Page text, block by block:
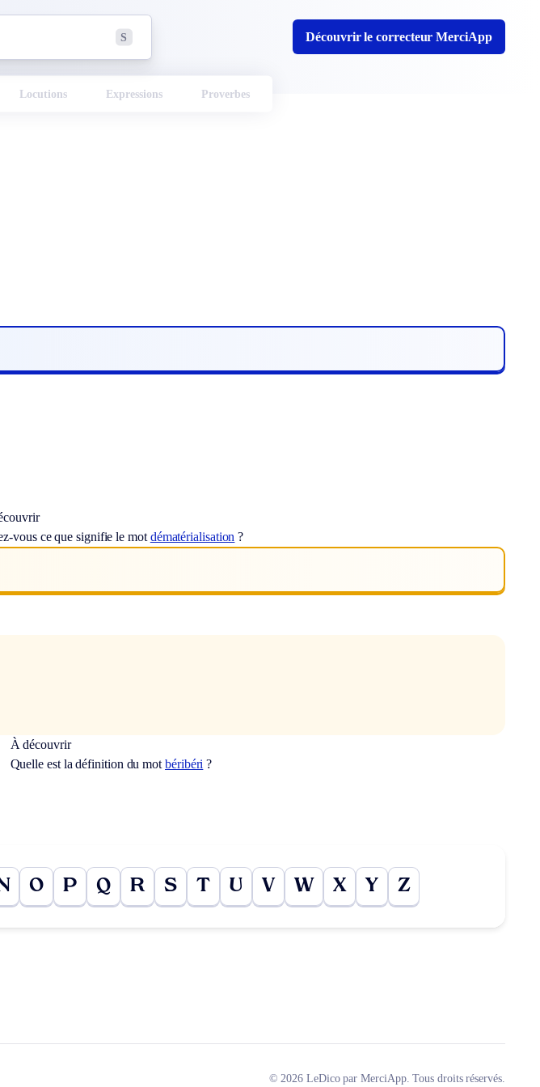
S Découvrir le correcteur MerciApp
Locutions Expressions Proverbes
vous ce que signifie le mot dématérialisation ?
À découvrir
Quelle est la définition du mot béribéri ?
O P Q R S T U V W X Y Z
© 2026 LeDico par MerciApp. Tous droits réservés.